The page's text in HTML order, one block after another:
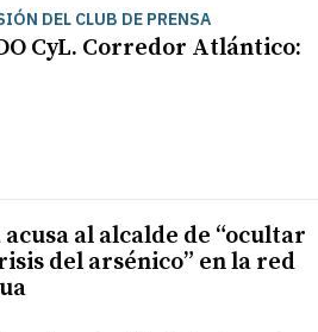
DEL CLUB DE PRENSA
CyL. Corredor Atlántico:
al alcalde de “ocultar
del arsénico” en la red